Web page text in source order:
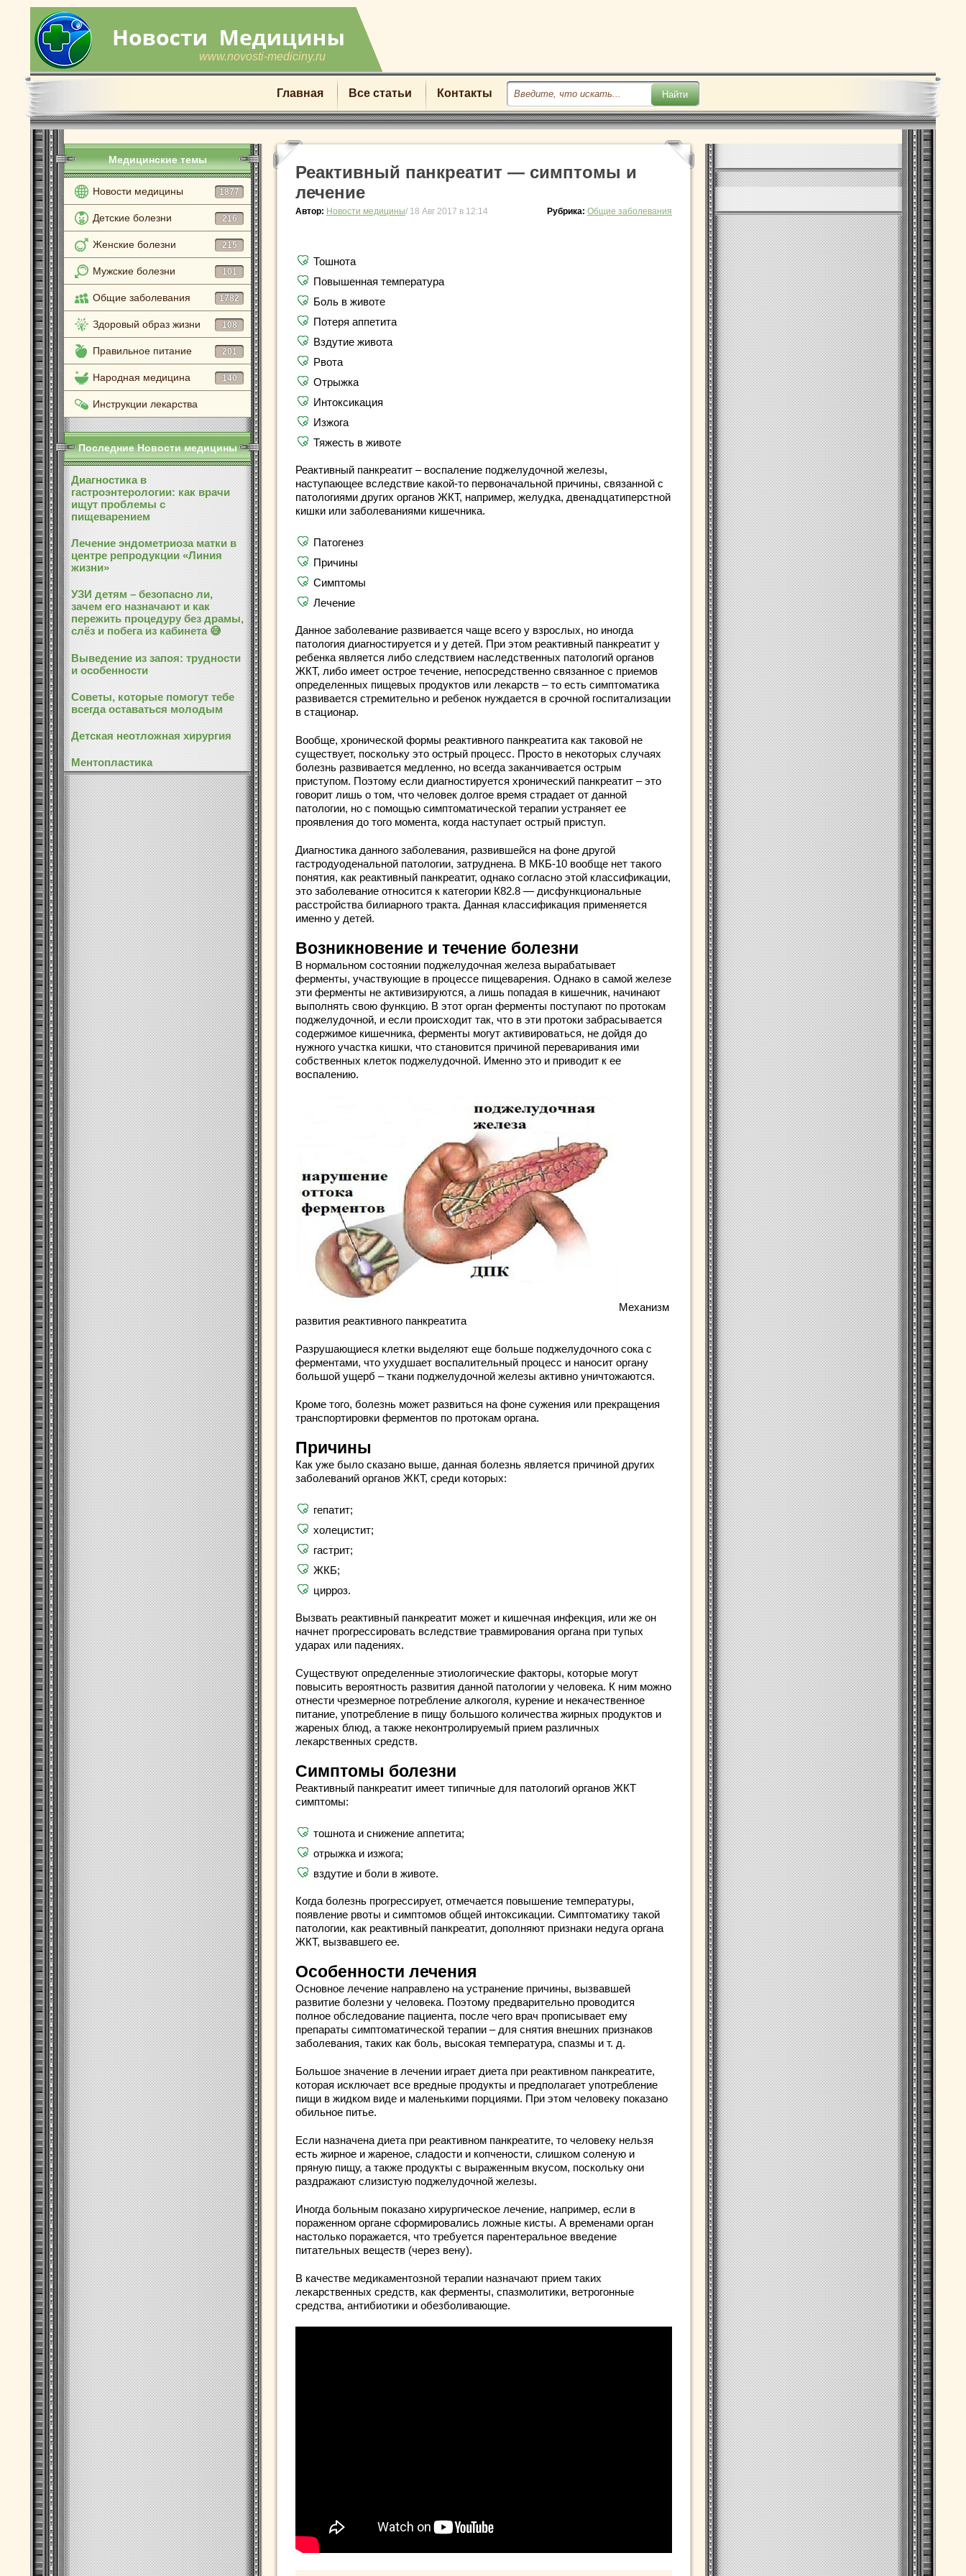
www.novosti-mediciny.ru
Главная Все статьи Контакты
Медицинские темы
Новости медицины 1877
Детские болезни 216
Женские болезни 215
Мужские болезни 101
Общие заболевания 1782
Здоровый образ жизни 108
Правильное питание 201
Народная медицина 140
Инструкции лекарства
Последние Новости медицины
Диагностика в
гастроэнтерологии: как врачи
ищут проблемы с
пищеварением
Лечение эндометриоза матки в
центре репродукции «Линия
жизни»
УЗИ детям – безопасно ли,
зачем его назначают и как
пережить процедуру без драмы,
слёз и побега из кабинета 😅
Выведение из запоя: трудности
и особенности
Советы, которые помогут тебе
всегда оставаться молодым
Детская неотложная хирургия
Ментопластика
Реактивный панкреатит — симптомы и
лечение
Автор: Новости медицины/ 18 Авг 2017 в 12:14 Рубрика: Общие заболевания
Тошнота
Повышенная температура
Боль в животе
Потеря аппетита
Вздутие живота
Рвота
Отрыжка
Интоксикация
Изжога
Тяжесть в животе
Реактивный панкреатит – воспаление поджелудочной железы,
наступающее вследствие какой-то первоначальной причины, связанной с
патологиями других органов ЖКТ, например, желудка, двенадцатиперстной
кишки или заболеваниями кишечника.
Патогенез
Причины
Симптомы
Лечение
Данное заболевание развивается чаще всего у взрослых, но иногда
патология диагностируется и у детей. При этом реактивный панкреатит у
ребенка является либо следствием наследственных патологий органов
ЖКТ, либо имеет острое течение, непосредственно связанное с приемов
определенных пищевых продуктов или лекарств – то есть симптоматика
развивается стремительно и ребенок нуждается в срочной госпитализации
в стационар.
Вообще, хронической формы реактивного панкреатита как таковой не
существует, поскольку это острый процесс. Просто в некоторых случаях
болезнь развивается медленно, но всегда заканчивается острым
приступом. Поэтому если диагностируется хронический панкреатит – это
говорит лишь о том, что человек долгое время страдает от данной
патологии, но с помощью симптоматической терапии устраняет ее
проявления до того момента, когда наступает острый приступ.
Диагностика данного заболевания, развившейся на фоне другой
гастродуоденальной патологии, затруднена. В МКБ-10 вообще нет такого
понятия, как реактивный панкреатит, однако согласно этой классификации,
это заболевание относится к категории К82.8 — дисфункциональные
расстройства билиарного тракта. Данная классификация применяется
именно у детей.
Возникновение и течение болезни
В нормальном состоянии поджелудочная железа вырабатывает
ферменты, участвующие в процессе пищеварения. Однако в самой железе
эти ферменты не активизируются, а лишь попадая в кишечник, начинают
выполнять свою функцию. В этот орган ферменты поступают по протокам
поджелудочной, и если происходит так, что в эти протоки забрасывается
содержимое кишечника, ферменты могут активироваться, не дойдя до
нужного участка кишки, что становится причиной переваривания ими
собственных клеток поджелудочной. Именно это и приводит к ее
воспалению.
Механизм
развития реактивного панкреатита
Разрушающиеся клетки выделяют еще больше поджелудочного сока с
ферментами, что ухудшает воспалительный процесс и наносит органу
большой ущерб – ткани поджелудочной железы активно уничтожаются.
Кроме того, болезнь может развиться на фоне сужения или прекращения
транспортировки ферментов по протокам органа.
Причины
Как уже было сказано выше, данная болезнь является причиной других
заболеваний органов ЖКТ, среди которых:
гепатит;
холецистит;
гастрит;
ЖКБ;
цирроз.
Вызвать реактивный панкреатит может и кишечная инфекция, или же он
начнет прогрессировать вследствие травмирования органа при тупых
ударах или падениях.
Существуют определенные этиологические факторы, которые могут
повысить вероятность развития данной патологии у человека. К ним можно
отнести чрезмерное потребление алкоголя, курение и некачественное
питание, употребление в пищу большого количества жирных продуктов и
жареных блюд, а также неконтролируемый прием различных
лекарственных средств.
Симптомы болезни
Реактивный панкреатит имеет типичные для патологий органов ЖКТ
симптомы:
тошнота и снижение аппетита;
отрыжка и изжога;
вздутие и боли в животе.
Когда болезнь прогрессирует, отмечается повышение температуры,
появление рвоты и симптомов общей интоксикации. Симптоматику такой
патологии, как реактивный панкреатит, дополняют признаки недуга органа
ЖКТ, вызвавшего ее.
Особенности лечения
Основное лечение направлено на устранение причины, вызвавшей
развитие болезни у человека. Поэтому предварительно проводится
полное обследование пациента, после чего врач прописывает ему
препараты симптоматической терапии – для снятия внешних признаков
заболевания, таких как боль, высокая температура, спазмы и т. д.
Большое значение в лечении играет диета при реактивном панкреатите,
которая исключает все вредные продукты и предполагает употребление
пищи в жидком виде и маленькими порциями. При этом человеку показано
обильное питье.
Если назначена диета при реактивном панкреатите, то человеку нельзя
есть жирное и жареное, сладости и копчености, слишком соленую и
пряную пищу, а также продукты с выраженным вкусом, поскольку они
раздражают слизистую поджелудочной железы.
Иногда больным показано хирургическое лечение, например, если в
пораженном органе сформировались ложные кисты. А временами орган
настолько поражается, что требуется парентеральное введение
питательных веществ (через вену).
В качестве медикаментозной терапии назначают прием таких
лекарственных средств, как ферменты, спазмолитики, ветрогонные
средства, антибиотики и обезболивающие.